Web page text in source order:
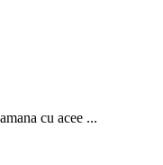
cu acee ...